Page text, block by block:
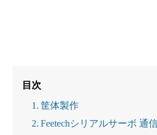
目次
筐体製作
Feetechシリアルサーボ 通